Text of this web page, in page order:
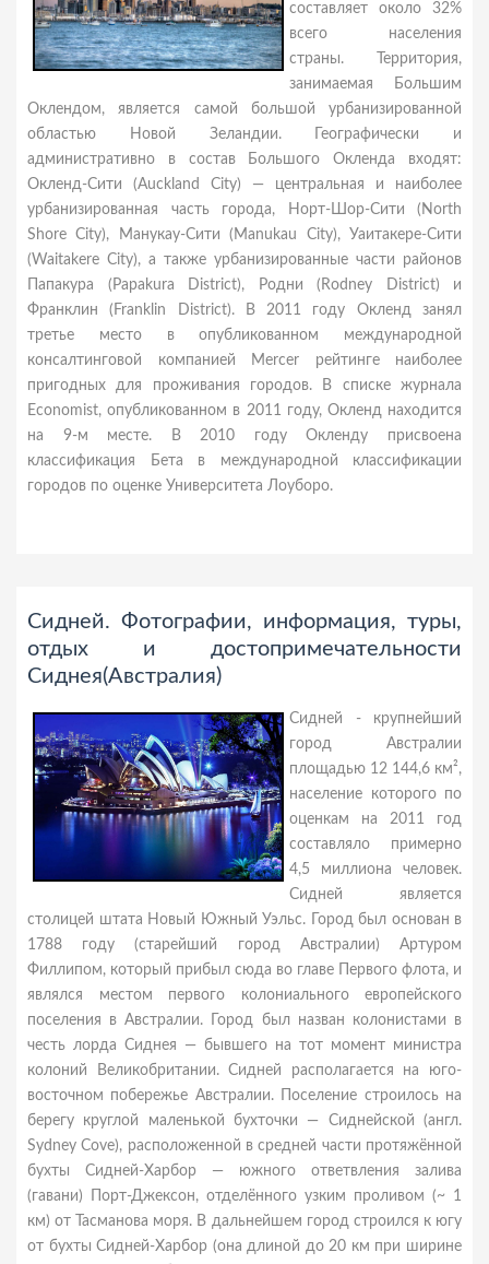
составляет около 32%
всего населения
страны. Территория,
занимаемая Большим
Оклендом, является самой большой урбанизированной
областью Новой Зеландии. Географически и
административно в состав Большого Окленда входят:
Окленд-Сити (Auckland City) — центральная и наиболее
урбанизированная часть города, Норт-Шор-Сити (North
Shore City), Манукау-Сити (Manukau City), Уаитакере-Сити
(Waitakere City), а также урбанизированные части районов
Папакура (Papakura District), Родни (Rodney District) и
Франклин (Franklin District). В 2011 году Окленд занял
третье место в опубликованном международной
консалтинговой компанией Mercer рейтинге наиболее
пригодных для проживания городов. В списке журнала
Economist, опубликованном в 2011 году, Окленд находится
на 9-м месте. В 2010 году Окленду присвоена
классификация Бета в международной классификации
городов по оценке Университета Лоуборо.
Сидней. Фотографии, информация, туры,
отдых и достопримечательности
Сиднея(Австралия)
Сидней - крупнейший
город Австралии
площадью 12 144,6 км²,
население которого по
оценкам на 2011 год
составляло примерно
4,5 миллиона человек.
Сидней является
столицей штата Новый Южный Уэльс. Город был основан в
1788 году (старейший город Австралии) Артуром
Филлипом, который прибыл сюда во главе Первого флота, и
являлся местом первого колониального европейского
поселения в Австралии. Город был назван колонистами в
честь лорда Сиднея — бывшего на тот момент министра
колоний Великобритании. Сидней располагается на юго-
восточном побережье Австралии. Поселение строилось на
берегу круглой маленькой бухточки — Сиднейской (англ.
Sydney Cove), расположенной в средней части протяжённой
бухты Сидней-Харбор — южного ответвления залива
(гавани) Порт-Джексон, отделённого узким проливом (~ 1
км) от Тасманова моря. В дальнейшем город строился к югу
от бухты Сидней-Харбор (она длиной до 20 км при ширине